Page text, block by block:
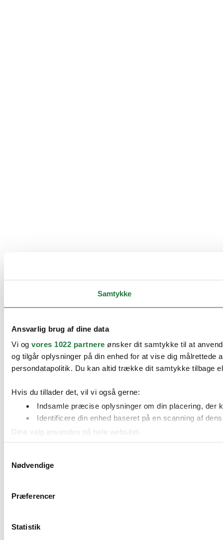
Samtykke
Ansvarlig brug af dine data
Vi og vores 1022 partnere ønsker dit samtykke til at
og tilgår oplysninger på din enhed for at vise dig
persondatapolitik. Du kan altid trække dit samtykke tilbage
Hvis du tillader det, vil vi også gerne:
Indsamle præcise oplysninger om din placering, der
Identificere din enhed baseret på en scanning af
Dine valg anvendes på hele websitet.
Nødvendige
Præferencer
Statistik